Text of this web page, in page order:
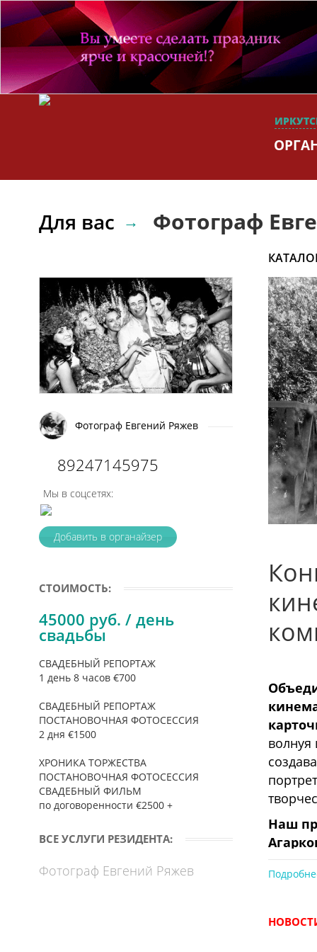
Для вас Фотограф
Фотограф Евгений Ряжев
89247145975
Мы в соцсетях:
Добавить в органайзер
СТОИМОСТЬ:
45000 руб. / день
свадьбы
СВАДЕБНЫЙ РЕПОРТАЖ
1 день 8 часов €700
СВАДЕБНЫЙ РЕПОРТАЖ
ПОСТАНОВОЧНАЯ ФОТОСЕССИЯ
2 дня €1500
ХРОНИКА ТОРЖЕСТВА
ПОСТАНОВОЧНАЯ ФОТОСЕССИЯ
СВАДЕБНЫЙ ФИЛЬМ
по договоренности €2500 +
ВСЕ УСЛУГИ РЕЗИДЕНТА:
Фотограф Евгений Ряжев
волнуя
Наш